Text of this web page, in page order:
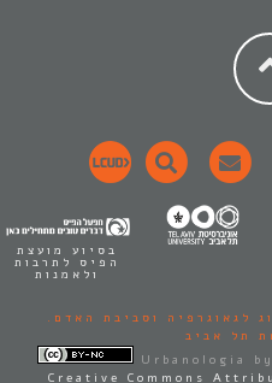
בסיוע מועצת
הפיס לתרבות
ולאמנות
לגאוגרפיה וסביבת האדם.
תל אביב
Urbanologia by
Creative Commons